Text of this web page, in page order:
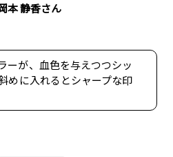
本 静香さん
ーが、血色を与えつつシッ
めに入れるとシャープな印